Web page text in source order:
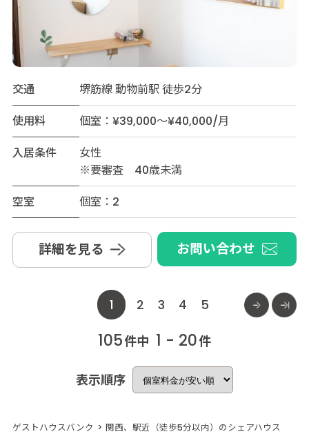
交通
堺筋線 動物前駅 徒歩2分
使用料
個室：¥39,000～¥40,000/月
入居条件
女性
※要審査 40歳未満
空室
個室：2
詳細を見る お問い合わせ
1 2 3 4 5
105件中 1 - 20件
表示順序
ゲストハウスバンク > 関西、駅近（徒歩5分以内）のシェアハウス